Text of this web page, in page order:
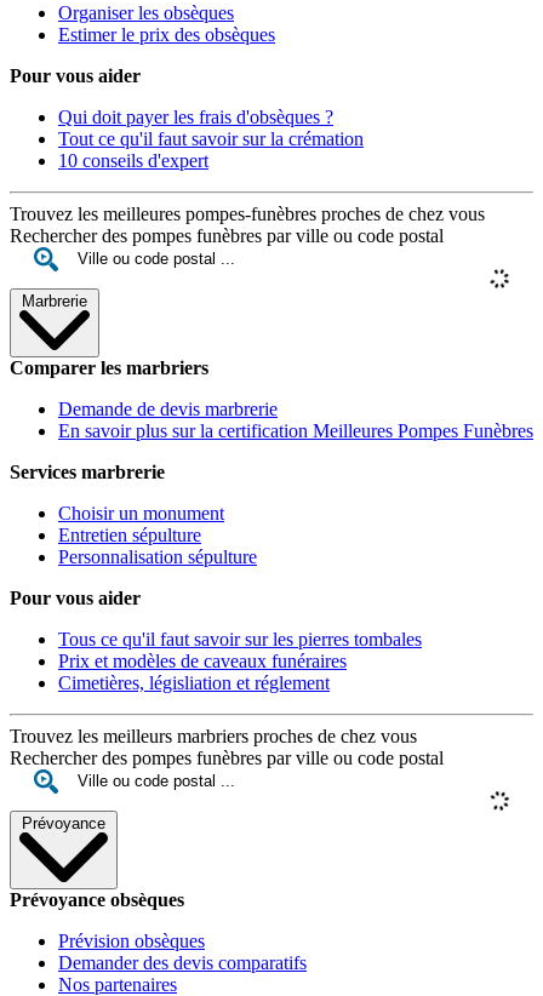
Organiser les obsèques
Estimer le prix des obsèques
Pour vous aider
Qui doit payer les frais d'obsèques ?
Tout ce qu'il faut savoir sur la crémation
10 conseils d'expert
Trouvez les meilleures pompes-funèbres proches de chez vous
Rechercher des pompes funèbres par ville ou code postal
Marbrerie
Comparer les marbriers
Demande de devis marbrerie
En savoir plus sur la certification Meilleures Pompes Funèbres
Services marbrerie
Choisir un monument
Entretien sépulture
Personnalisation sépulture
Pour vous aider
Tous ce qu'il faut savoir sur les pierres tombales
Prix et modèles de caveaux funéraires
Cimetières, législiation et réglement
Trouvez les meilleurs marbriers proches de chez vous
Rechercher des pompes funèbres par ville ou code postal
Prévoyance
Prévoyance obsèques
Prévision obsèques
Demander des devis comparatifs
Nos partenaires